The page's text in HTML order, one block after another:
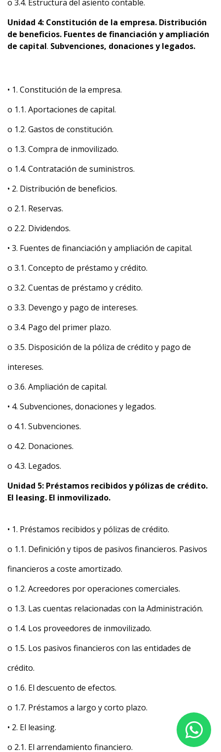
o 3.4. Estructura del asiento contable.
Unidad 4: Constitución de la empresa. Distribución
de beneficios. Fuentes de financiación y ampliación
de capital. Subvenciones, donaciones y legados.
• 1. Constitución de la empresa.
o 1.1. Aportaciones de capital.
o 1.2. Gastos de constitución.
o 1.3. Compra de inmovilizado.
o 1.4. Contratación de suministros.
• 2. Distribución de beneficios.
o 2.1. Reservas.
o 2.2. Dividendos.
• 3. Fuentes de financiación y ampliación de capital.
o 3.1. Concepto de préstamo y crédito.
o 3.2. Cuentas de préstamo y crédito.
o 3.3. Devengo y pago de intereses.
o 3.4. Pago del primer plazo.
o 3.5. Disposición de la póliza de crédito y pago de
intereses.
o 3.6. Ampliación de capital.
• 4. Subvenciones, donaciones y legados.
o 4.1. Subvenciones.
o 4.2. Donaciones.
o 4.3. Legados.
Unidad 5: Préstamos recibidos y pólizas de crédito.
El leasing. El inmovilizado.
• 1. Préstamos recibidos y pólizas de crédito.
o 1.1. Definición y tipos de pasivos financieros. Pasivos
financieros a coste amortizado.
o 1.2. Acreedores por operaciones comerciales.
o 1.3. Las cuentas relacionadas con la Administración.
o 1.4. Los proveedores de inmovilizado.
o 1.5. Los pasivos financieros con las entidades de
crédito.
o 1.6. El descuento de efectos.
o 1.7. Préstamos a largo y corto plazo.
• 2. El leasing.
o 2.1. El arrendamiento financiero.